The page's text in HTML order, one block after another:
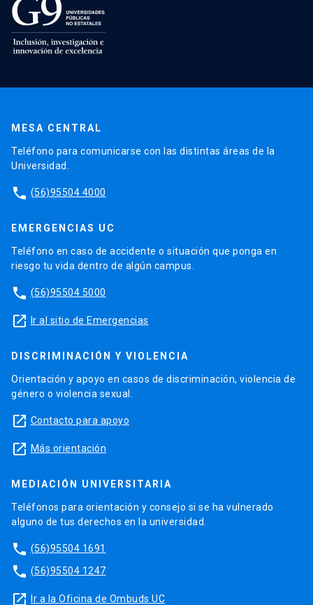
MESA CENTRAL
Teléfono para comunicarse con las distintas áreas de la
Universidad.
phone (56)95504 4000
EMERGENCIAS UC
Teléfono en caso de accidente o situación que ponga en
riesgo tu vida dentro de algún campus.
phone (56)95504 5000
launch Ir al sitio de Emergencias
DISCRIMINACIÓN Y VIOLENCIA
Orientación y apoyo en casos de discriminación, violencia de
género o violencia sexual.
launch Contacto para apoyo
launch Más orientación
MEDIACIÓN UNIVERSITARIA
Teléfonos para orientación y consejo si se ha vulnerado
alguno de tus derechos en la universidad.
phone (56)95504 1691
phone (56)95504 1247
launch Ir a la Oficina de Ombuds UC